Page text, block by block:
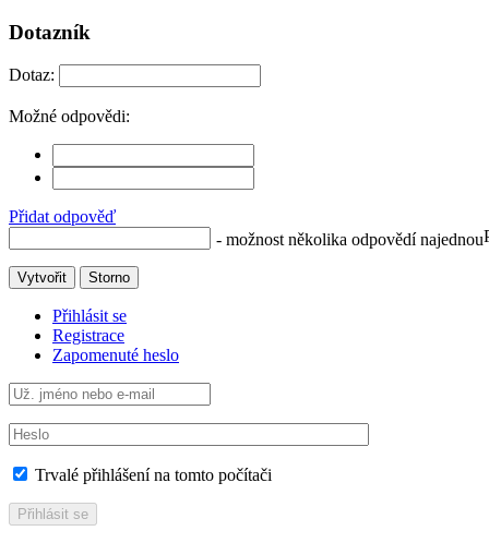
Dotazník
Dotaz:
Možné odpovědi:
Přidat odpověď
- možnost několika odpovědí najednou
Vytvořit Storno
Přihlásit se
Registrace
Zapomenuté heslo
Trvalé přihlášení na tomto počítači
Přihlásit se